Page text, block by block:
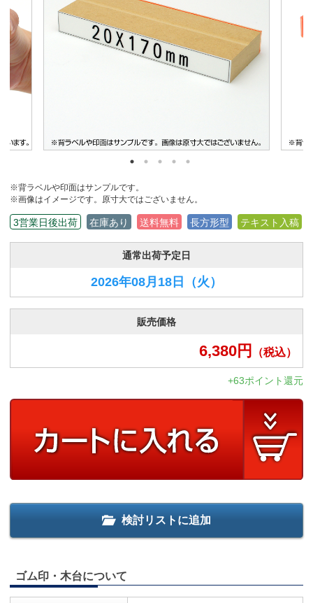
※背ラベルや印面はサンプルです。
※画像はイメージです。原寸大ではございません。
3営業日後出荷 在庫あり 送料無料 長方形型 テキスト入稿
通常出荷予定日
2026年08月18日 （火）
販売価格
6,380円 （税込）
+63ポイント還元
検討リストに追加
ゴム印・木台について